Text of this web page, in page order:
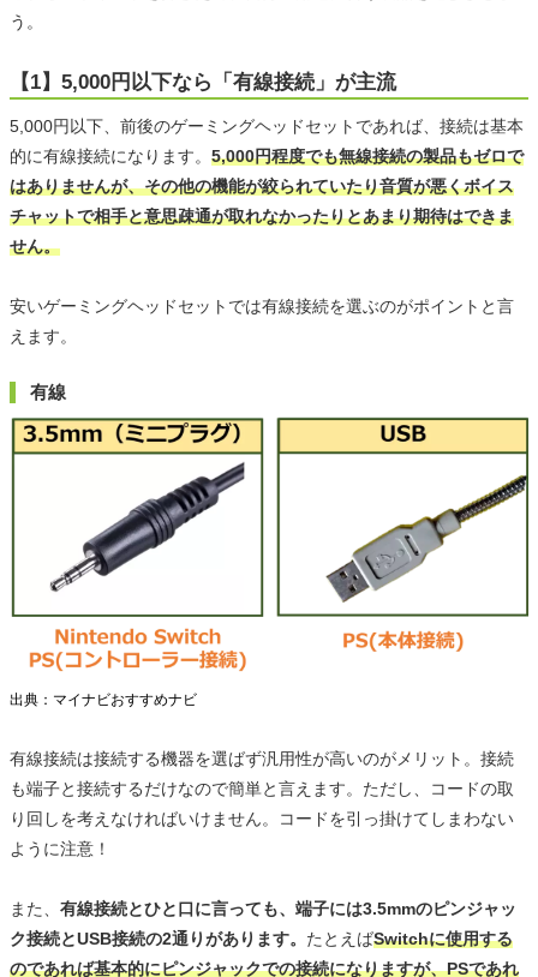
う。
【1】5,000円以下なら「有線接続」が主流
5,000円以下、前後のゲーミングヘッドセットであれば、接続は基本
的に有線接続になります。 5,000円程度でも無線接続の製品もゼロで
はありませんが、その他の機能が絞られていたり音質が悪くボイス
チャットで相手と意思疎通が取れなかったりとあまり期待はできま
せん。
安いゲーミングヘッドセットでは有線接続を選ぶのがポイントと言
えます。
有線
出典：マイナビおすすめナビ
有線接続は接続する機器を選ばず汎用性が高いのがメリット。接続
も端子と接続するだけなので簡単と言えます。ただし、コードの取
り回しを考えなければいけません。コードを引っ掛けてしまわない
ように注意！
また、 有線接続とひと口に言っても、端子には3.5mmのピンジャッ
ク接続とUSB接続の2通りがあります。 たとえばSwitchに使用する
のであれば基本的にピンジャックでの接続になりますが、PSであれ